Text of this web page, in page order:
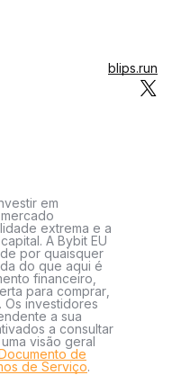
blips.run
em
extrema e a
A Bybit EU
por quaisquer
do que aqui é
financeiro,
para comprar,
investidores
a sua
a consultar
visão geral
de
de Serviço.